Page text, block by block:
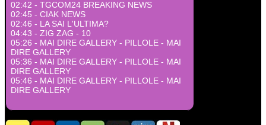
02:42 - TGCOM24 BREAKING NEWS
02:45 - CIAK NEWS
02:46 - LA SAI L'ULTIMA?
04:43 - ZIG ZAG - 10
05:26 - MAI DIRE GALLERY - PILLOLE - MAI
DIRE GALLERY
05:36 - MAI DIRE GALLERY - PILLOLE - MAI
DIRE GALLERY
05:46 - MAI DIRE GALLERY - PILLOLE - MAI
DIRE GALLERY